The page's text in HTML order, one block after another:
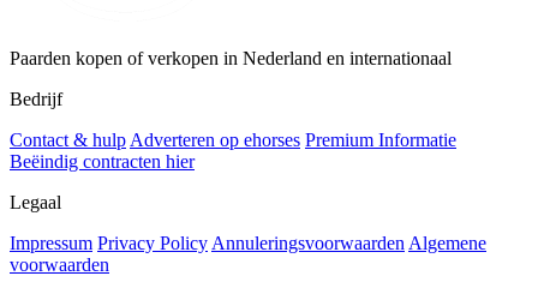
Paarden kopen of verkopen in Nederland en internationaal
Bedrijf
Contact & hulp Adverteren op ehorses Premium Informatie
Beëindig contracten hier
Legaal
Impressum Privacy Policy Annuleringsvoorwaarden Algemene
voorwaarden